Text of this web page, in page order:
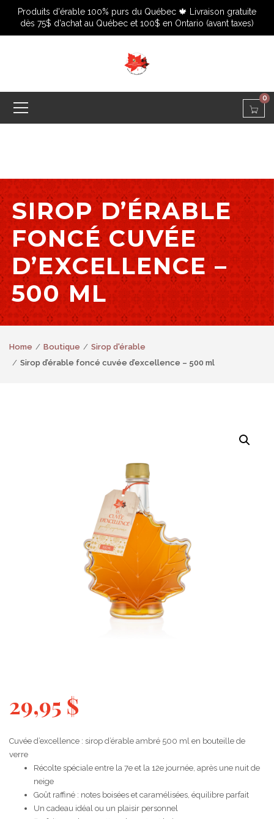
Produits d'érable 100% purs du Québec 🍁 Livraison gratuite
dès 75$ d'achat au Québec et 100$ en Ontario (avant taxes)
0
SIROP D’ÉRABLE
FONCÉ CUVÉE
D’EXCELLENCE –
500 ML
Home Boutique
Sirop d'érable
Sirop d’érable foncé cuvée d’excellence – 500 ml
29,95 $
Cuvée d’excellence : sirop d’érable ambré 500 ml en bouteille de
verre
Récolte spéciale entre la 7e et la 12e journée, après une nuit de
neige
Goût raffiné : notes boisées et caramélisées, équilibre parfait
Un cadeau idéal ou un plaisir personnel